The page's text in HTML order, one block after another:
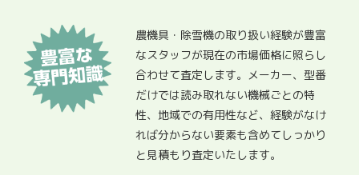
農機具・除雪機の取り扱い経験が豊富
なスタッフが現在の市場価格に照らし
合わせて査定します。メーカー、型番
だけでは読み取れない機械ごとの特
性、地域での有用性など、経験がなけ
れば分からない要素も含めてしっかり
と見積もり査定いたします。